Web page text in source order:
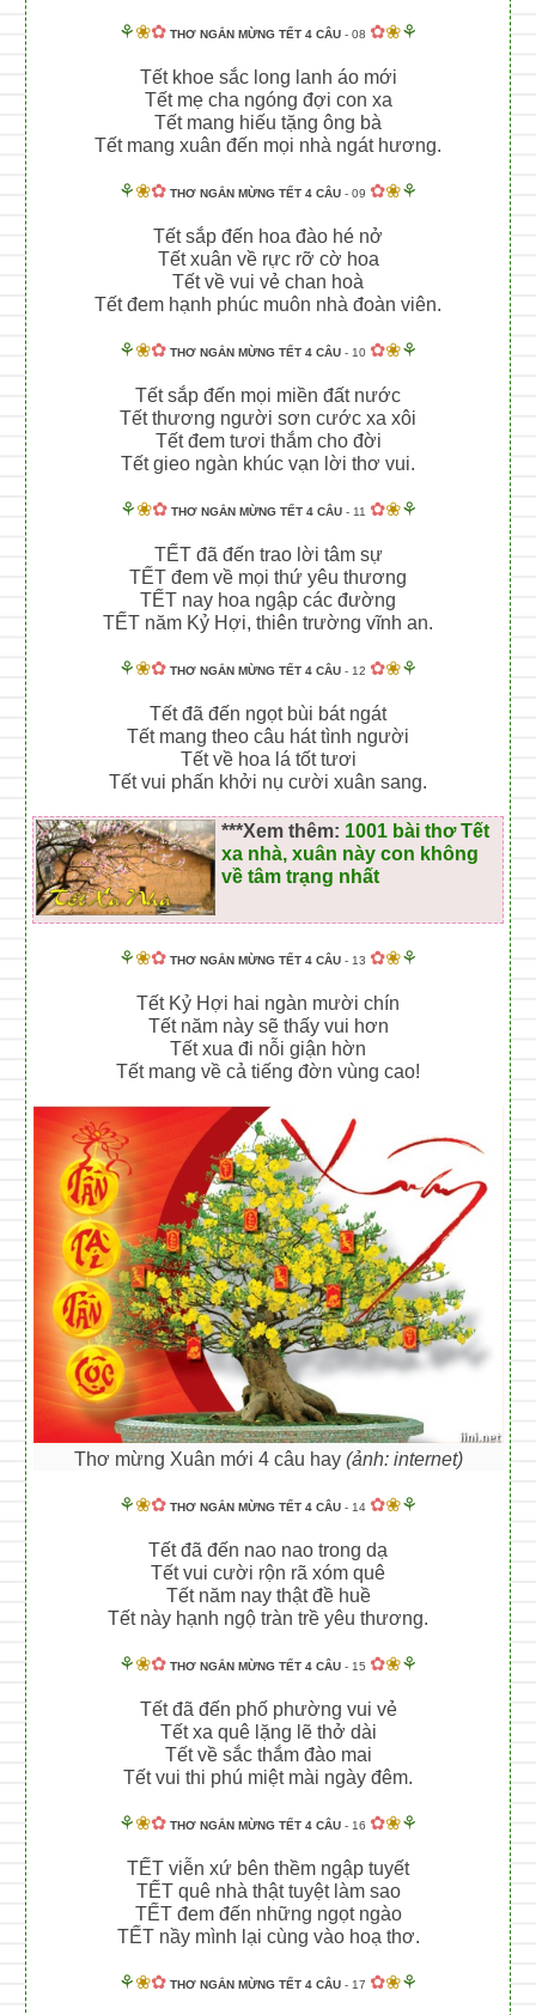
⚘❀✿ THƠ NGẮN MỪNG TẾT 4 CÂU - 08 ✿❀⚘
Tết khoe sắc long lanh áo mới
Tết mẹ cha ngóng đợi con xa
Tết mang hiếu tặng ông bà
Tết mang xuân đến mọi nhà ngát hương.
⚘❀✿ THƠ NGẮN MỪNG TẾT 4 CÂU - 09 ✿❀⚘
Tết sắp đến hoa đào hé nở
Tết xuân về rực rỡ cờ hoa
Tết về vui vẻ chan hoà
Tết đem hạnh phúc muôn nhà đoàn viên.
⚘❀✿ THƠ NGẮN MỪNG TẾT 4 CÂU - 10 ✿❀⚘
Tết sắp đến mọi miền đất nước
Tết thương người sơn cước xa xôi
Tết đem tươi thắm cho đời
Tết gieo ngàn khúc vạn lời thơ vui.
⚘❀✿ THƠ NGẮN MỪNG TẾT 4 CÂU- 11 ✿❀⚘
TẾT đã đến trao lời tâm sự
TẾT đem về mọi thứ yêu thương
TẾT nay hoa ngập các đường
TẾT năm Kỷ Hợi, thiên trường vĩnh an.
⚘❀✿ THƠ NGẮN MỪNG TẾT 4 CÂU - 12 ✿❀⚘
Tết đã đến ngọt bùi bát ngát
Tết mang theo câu hát tình người
Tết về hoa lá tốt tươi
Tết vui phấn khởi nụ cười xuân sang.
***Xem thêm: 1001 bài thơ Tết
xa nhà, xuân này con không
về tâm trạng nhất
⚘❀✿ THƠ NGẮN MỪNG TẾT 4 CÂU - 13 ✿❀⚘
Tết Kỷ Hợi hai ngàn mười chín
Tết năm này sẽ thấy vui hơn
Tết xua đi nỗi giận hờn
Tết mang về cả tiếng đờn vùng cao!
Thơ mừng Xuân mới 4 câu hay (ảnh: internet)
⚘❀✿ THƠ NGẮN MỪNG TẾT 4 CÂU - 14 ✿❀⚘
Tết đã đến nao nao trong dạ
Tết vui cười rộn rã xóm quê
Tết năm nay thật đề huề
Tết này hạnh ngộ tràn trề yêu thương.
⚘❀✿ THƠ NGẮN MỪNG TẾT 4 CÂU - 15 ✿❀⚘
Tết đã đến phố phường vui vẻ
Tết xa quê lặng lẽ thở dài
Tết về sắc thắm đào mai
Tết vui thi phú miệt mài ngày đêm.
⚘❀✿ THƠ NGẮN MỪNG TẾT 4 CÂU - 16 ✿❀⚘
TẾT viễn xứ bên thềm ngập tuyết
TẾT quê nhà thật tuyệt làm sao
TẾT đem đến những ngọt ngào
TẾT nầy mình lại cùng vào hoạ thơ.
⚘❀✿ THƠ NGẮN MỪNG TẾT 4 CÂU - 17 ✿❀⚘